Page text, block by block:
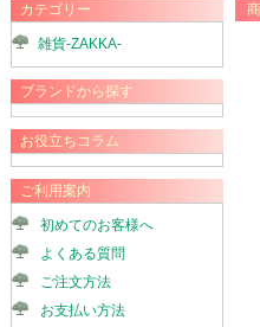
カテゴリー
雑貨-ZAKKA-
ブランドから探す
お役立ちコラム
ご利用案内
初めてのお客様へ
よくある質問
ご注文方法
お支払い方法